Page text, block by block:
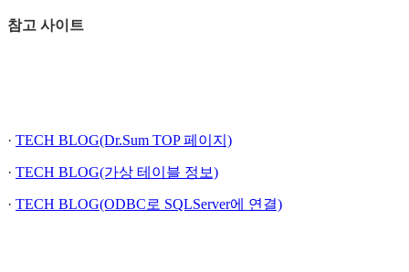
참고 사이트
· TECH BLOG(Dr.Sum TOP 페이지)
· TECH BLOG(가상 테이블 정보)
· TECH BLOG(ODBC로 SQLServer에 연결)